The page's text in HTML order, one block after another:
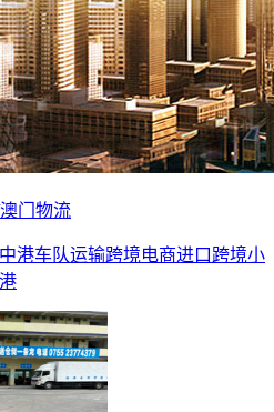
门物流
中港车队运输跨境电商进口 跨境小